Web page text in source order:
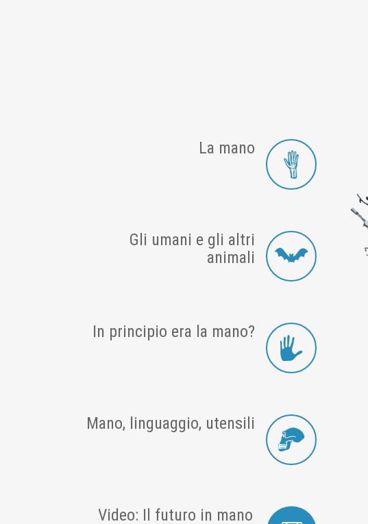
La mano
Gli umani e gli altri
animali
In principio era la mano?
Mano, linguaggio, utensili
Video: Il futuro in mano